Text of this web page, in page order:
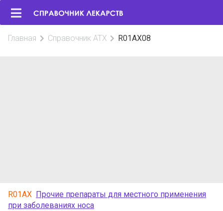
Главная Справочник АТХ R01AX08
R01AX Прочие препараты для местного применения
при заболеваниях носа